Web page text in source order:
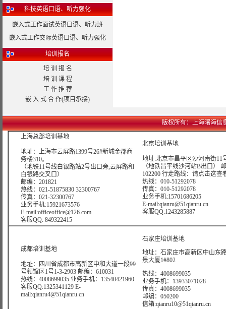
科技英语口语、听力强化
嵌入式工作面试英语口语、听力班
嵌入式工作交际英语口语、听力强化
培训报名
培 训 报 名
培 训 课 程
工 作 推 荐
嵌 入 式 合 作(项目承接)
版权所有：上海曙海信
上海总部培训基地
地址：上海市云屏路1399号26#新城金郡商
务楼310。
（地铁11号线白银路站2号出口旁,云屏路和
白银路交叉口）
邮编：201821
热线：021-51875830 32300767
传真：021-32300767
业务手机:15921673576
E-mail:officeoffice@126.com
客服QQ: 849322415
北京培训基地
地址:北京市昌平区沙河南街11
（地铁昌平线沙河站B出口）
102200 行走路线： 请点击这查
热线：010-51292078
传真：010-51292078
业务手机:15701686205
E-mail:qianru@51qianru.cn
客服QQ:1243285887
成都培训基地
地址：四川省成都市高新区中和大道一段99
号领馆区1号1-3-2903 邮编：610031
热线：4008699035 业务手机：13540421960
客服QQ:1325341129 E-
mail:qianru4@51qianru.cn
石家庄培训基地
地址：石家庄市高新区中山东
景大厦1#802
热线：4008699035
业务手机：13933071028
传真：4008699035
邮编：050200
信箱:qianru10@51qianru.cn